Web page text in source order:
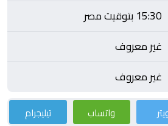
15:30 بتوقيت مصر
غير معروف
غير معروف
واتساب تيليجرام